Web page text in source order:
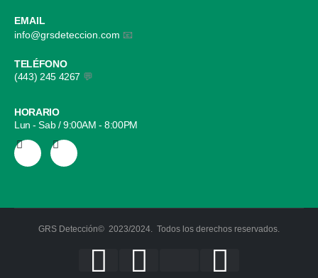
EMAIL
info@grsdeteccion.com 📧
TELÉFONO
(443) 245 4267 💬
HORARIO
Lun - Sab / 9:00AM - 8:00PM
GRS Detección© 2023/2024. Todos los derechos reservados.